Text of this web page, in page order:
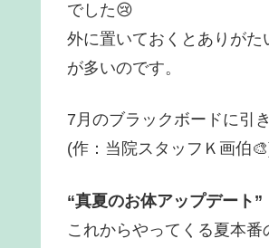
でした😢
外に置いておくとありが
が多いのです。
7月のブラックボードに引
(作：当院スタッフＫ画伯
“真夏のお体アップデート”
これからやってくる夏本